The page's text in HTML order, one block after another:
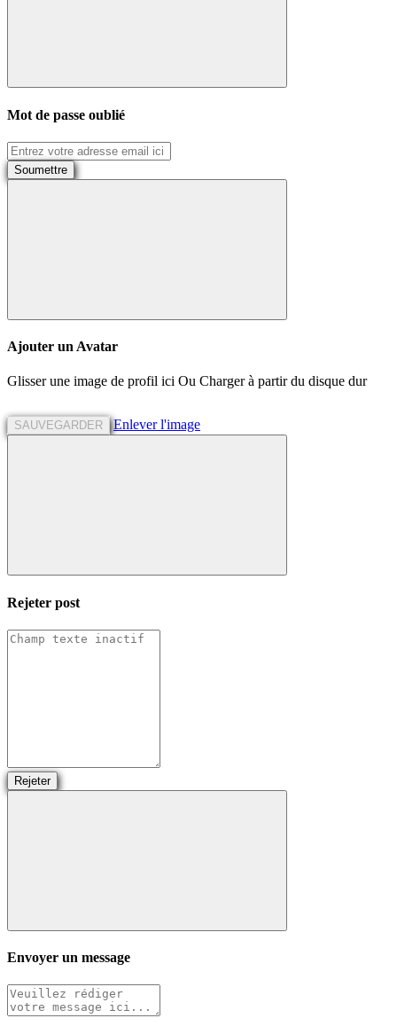
Mot de passe oublié
Soumettre
Ajouter un Avatar
Glisser une image de profil ici Ou Charger à partir du disque dur
SAUVEGARDER Enlever l'image
Rejeter post
Rejeter
Envoyer un message